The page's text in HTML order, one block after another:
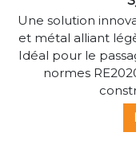
Une solution
et métal alliant
Idéal pour le
normes